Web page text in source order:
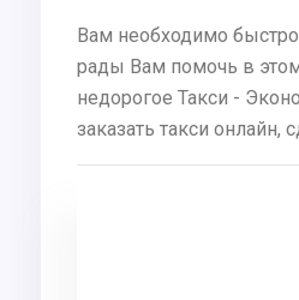
Вам необходимо
рады Вам помочь в
недорогое Такси -
заказать такси